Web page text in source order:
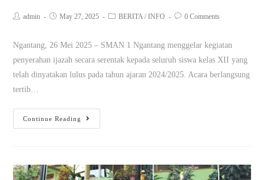
admin May 27, 2025 BERITA / INFO 0 Comments
Ngantang, 26 Mei 2025 – SMAN 1 Ngantang menggelar kegiatan
penyerahan ijazah secara serentak kepada seluruh siswa kelas XII yang
telah dinyatakan lulus pada tahun ajaran 2024/2025. Acara berlangsung
tertib…
Continue Reading